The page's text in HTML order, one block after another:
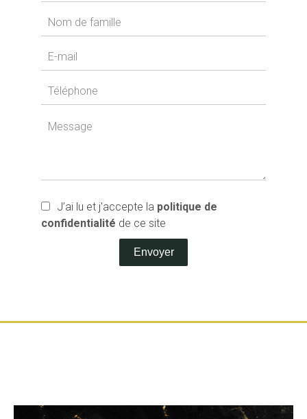
J’ai lu et j'accepte la politique de
confidentialité de ce site
Envoyer